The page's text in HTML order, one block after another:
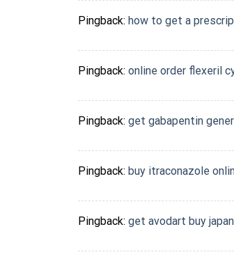
Pingback: how to get a
Pingback: online order flexeril
Pingback: get gabapentin
Pingback: buy itraconazole
Pingback: get avodart buy japan